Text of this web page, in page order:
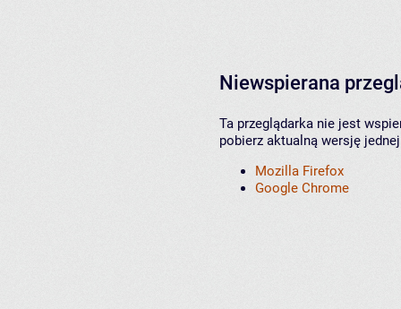
Niewspierana
Ta przeglądarka nie jest
pobierz aktualną wersję
Mozilla Firefox
Google Chrome